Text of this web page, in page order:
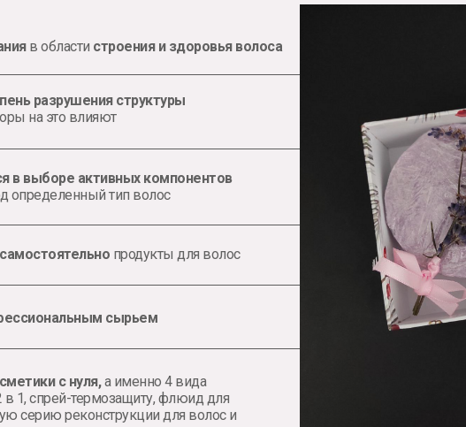
в области строения и здоровья волоса
разрушения структуры
на это влияют
в выборе активных компонентов
определенный тип волос
продукты для волос
сырьем
с нуля,а именно 4 вида
1, спрей-термозащиту, флюид для
серию реконструкции для волос и